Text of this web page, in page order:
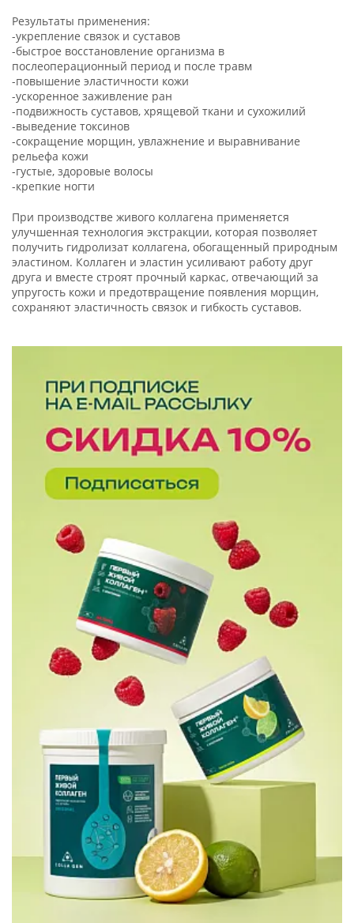
Результаты применения:
-укрепление связок и суставов
-быстрое восстановление организма в
послеоперационный период и после травм
-повышение эластичности кожи
-ускоренное заживление ран
-подвижность суставов, хрящевой ткани и сухожилий
-выведение токсинов
-сокращение морщин, увлажнение и выравнивание
рельефа кожи
-густые, здоровые волосы
-крепкие ногти
При производстве живого коллагена применяется
улучшенная технология экстракции, которая позволяет
получить гидролизат коллагена, обогащенный природным
эластином. Коллаген и эластин усиливают работу друг
друга и вместе строят прочный каркас, отвечающий за
упругость кожи и предотвращение появления морщин,
сохраняют эластичность связок и гибкость суставов.